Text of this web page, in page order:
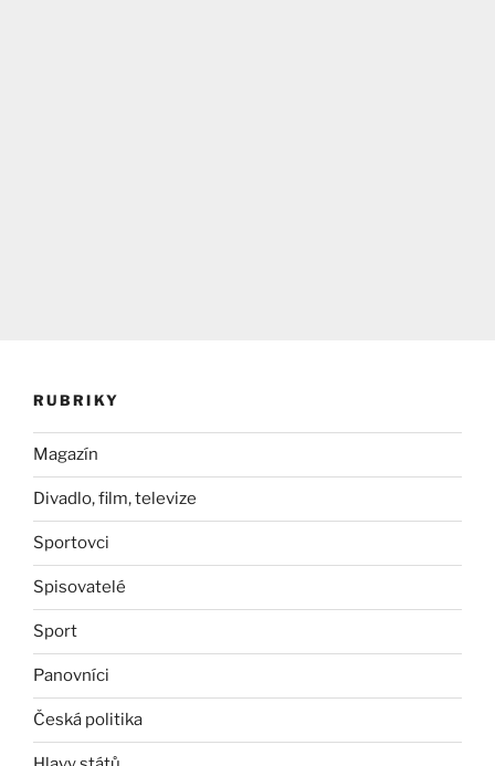
RUBRIKY
Magazín
Divadlo, film, televize
Sportovci
Spisovatelé
Sport
Panovníci
Česká politika